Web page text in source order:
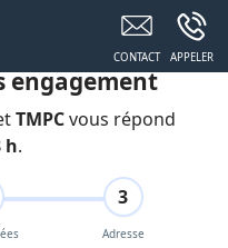
En Aménagement Intérieur SAINT-
engagement
TMPCvous répond
h.
3
Adresse